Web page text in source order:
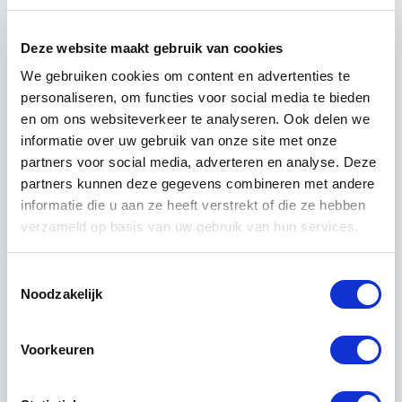
Deze website maakt gebruik van cookies
We gebruiken cookies om content en advertenties te
personaliseren, om functies voor social media te bieden
en om ons websiteverkeer te analyseren. Ook delen we
informatie over uw gebruik van onze site met onze
partners voor social media, adverteren en analyse. Deze
partners kunnen deze gegevens combineren met andere
informatie die u aan ze heeft verstrekt of die ze hebben
verzameld op basis van uw gebruik van hun services.
Noodzakelijk
Voorkeuren